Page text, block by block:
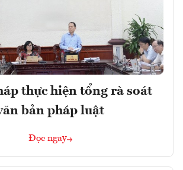
thực hiện tổng rà soát
bản pháp luật
Đọc ngay